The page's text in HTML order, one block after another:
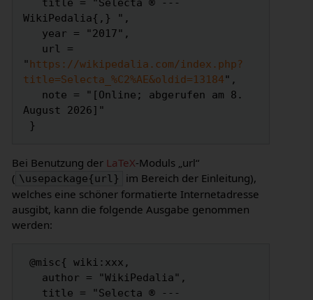
WikiPedalia{,} ",
"https://wikipedalia.com/index.php?
title=Selecta_%C2%AE&oldid=13184",
August 2026]"
Bei Benutzung der LaTeX-Moduls „url“
( \usepackage{url}
im Bereich der Einleitung),
welches eine schöner formatierte Internetadresse
ausgibt, kann die folgende Ausgabe genommen
werden:
@misc{ wiki:xxx,